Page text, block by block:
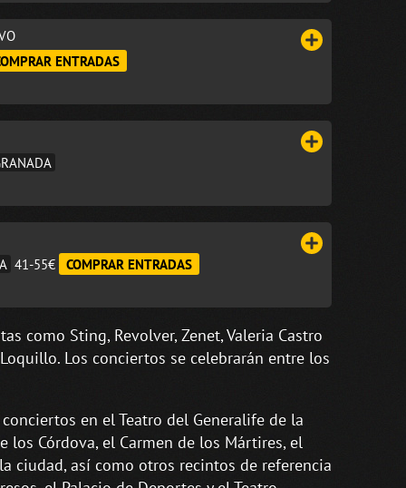
ENTRADAS
41-55€ COMPRAR ENTRADAS
como Sting, Revolver, Zenet, Valeria Castro
Los conciertos se celebrarán entre los
en el Teatro del Generalife de la
Córdova, el Carmen de los Mártires, el
ciudad, así como otros recintos de referencia